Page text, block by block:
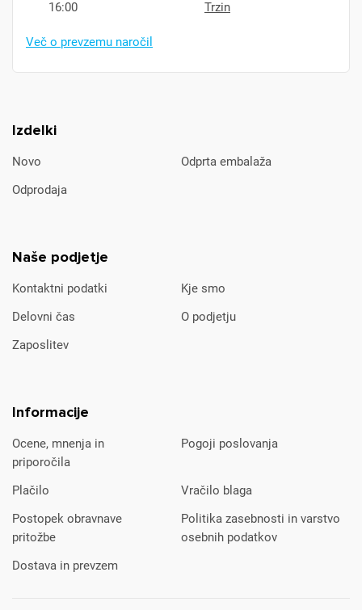
Izdelki
Novo
Odprta embalaža
Odprodaja
Naše podjetje
Kontaktni podatki
Kje smo
Delovni čas
O podjetju
Zaposlitev
Informacije
Ocene, mnenja in
priporočila
Pogoji poslovanja
Plačilo
Vračilo blaga
Postopek obravnave
pritožbe
Politika zasebnosti in varstvo
osebnih podatkov
Dostava in prevzem
16:00
Trzin
Več o prevzemu naročil